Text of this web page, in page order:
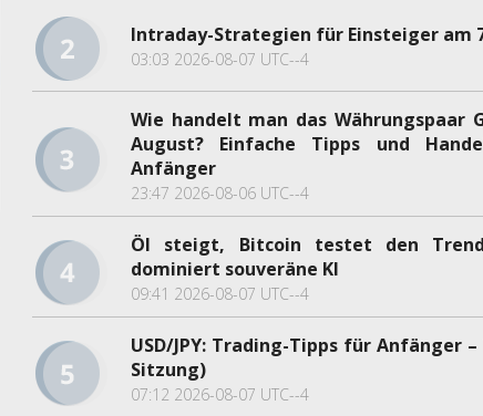
Intraday-Strategien für Einsteiger am
03:03 2026-08-07 UTC--4
Wie handelt man das Währungspaar
August? Einfache Tipps und
Anfänger
23:47 2026-08-06 UTC--4
Öl steigt, Bitcoin testet den
dominiert souveräne KI
09:41 2026-08-07 UTC--4
USD/JPY: Trading-Tipps für Anfänger –
Sitzung)
07:12 2026-08-07 UTC--4